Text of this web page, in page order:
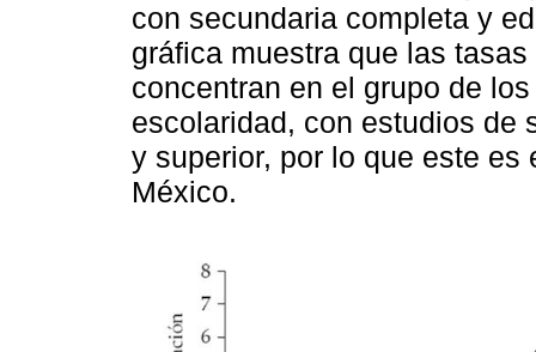
con secundaria completa y
gráfica muestra que las
concentran en el grupo de
escolaridad, con estudios de
y superior, por lo que este
México.